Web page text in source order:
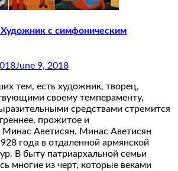
с симфоническим
June 9, 2018
тем, есть художник, творец,
своему темпераменту,
средствами стремится
прожитое и
Минас Аветисян. Минас Аветисян
года в отдаленной армянской
В быту патриархальной семьи
многие из черт, которые веками